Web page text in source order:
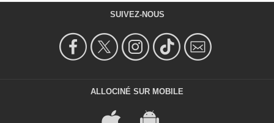
SUIVEZ-NOUS
ALLOCINÉ SUR MOBILE